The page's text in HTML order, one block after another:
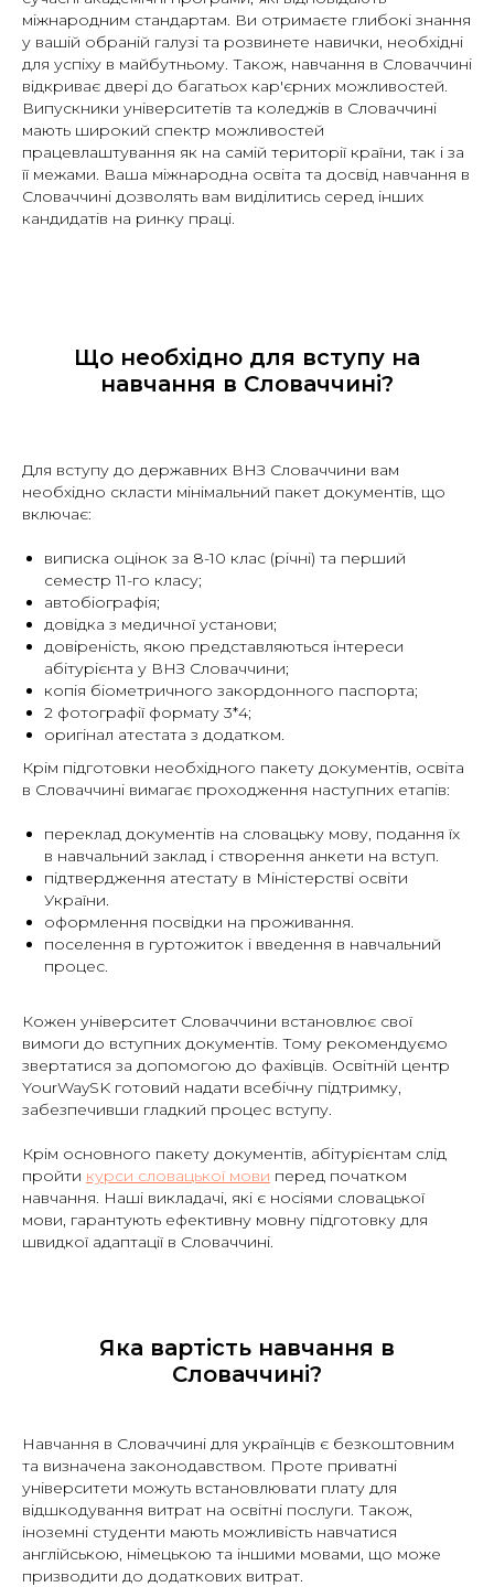
міжнародним стандартам. Ви отримаєте глибокі знання
у вашій обраній галузі та розвинете навички, необхідні
для успіху в майбутньому. Також, навчання в Словаччині
відкриває двері до багатьох кар'єрних можливостей.
Випускники університетів та коледжів в Словаччині
мають широкий спектр можливостей
працевлаштування як на самій території країни, так і за
її межами. Ваша міжнародна освіта та досвід навчання в
Словаччині дозволять вам виділитись серед інших
кандидатів на ринку праці.
Що необхідно для вступу на
навчання в Словаччині?
Для вступу до державних ВНЗ Словаччини вам
необхідно скласти мінімальний пакет документів, що
включає:
виписка оцінок за 8-10 клас (річні) та перший
семестр 11-го класу;
автобіографія;
довідка з медичної установи;
довіреність, якою представляються інтереси
абітурієнта у ВНЗ Словаччини;
копія біометричного закордонного паспорта;
2 фотографії формату 3*4;
оригінал атестата з додатком.
Крім підготовки необхідного пакету документів, освіта
в Словаччині вимагає проходження наступних етапів:
переклад документів на словацьку мову, подання їх
в навчальний заклад і створення анкети на вступ.
підтвердження атестату в Міністерстві освіти
України.
оформлення посвідки на проживання.
поселення в гуртожиток і введення в навчальний
процес.
Кожен університет Словаччини встановлює свої
вимоги до вступних документів. Тому рекомендуємо
звертатися за допомогою до фахівців. Освітній центр
YourWaySK готовий надати всебічну підтримку,
забезпечивши гладкий процес вступу.
Крім основного пакету документів, абітурієнтам слід
пройти курси словацької мови перед початком
навчання. Наші викладачі, які є носіями словацької
мови, гарантують ефективну мовну підготовку для
швидкої адаптації в Словаччині.
Яка вартість навчання в
Словаччині?
Навчання в Словаччині для українців є безкоштовним
та визначена законодавством. Проте приватні
університети можуть встановлювати плату для
відшкодування витрат на освітні послуги. Також,
іноземні студенти мають можливість навчатися
англійською, німецькою та іншими мовами, що може
призводити до додаткових витрат.